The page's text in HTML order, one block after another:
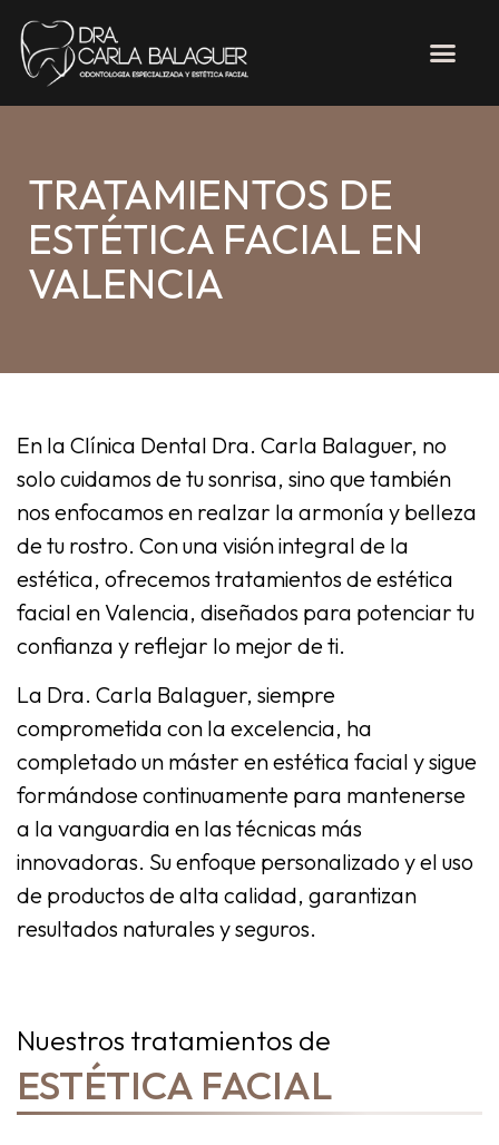
TRATAMIENTOS DE
ESTÉTICA FACIAL EN
VALENCIA
En la Clínica Dental Dra. Carla Balaguer, no
solo cuidamos de tu sonrisa, sino que también
nos enfocamos en realzar la armonía y belleza
de tu rostro. Con una visión integral de la
estética, ofrecemos tratamientos de estética
facial en Valencia, diseñados para potenciar tu
confianza y reflejar lo mejor de ti.
La Dra. Carla Balaguer, siempre
comprometida con la excelencia, ha
completado un máster en estética facial y sigue
formándose continuamente para mantenerse
a la vanguardia en las técnicas más
innovadoras. Su enfoque personalizado y el uso
de productos de alta calidad, garantizan
resultados naturales y seguros.
Nuestros tratamientos de
ESTÉTICA FACIAL